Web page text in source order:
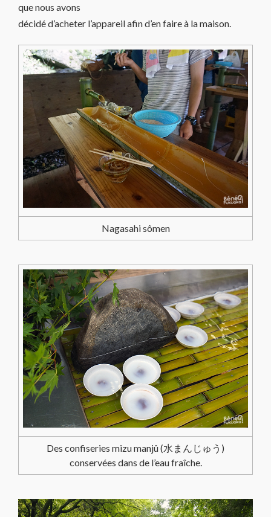
que nous avons
décidé d’acheter l’appareil afin d’en faire à la maison.
Nagasahi sômen
Des confiseries mizu manjû (水まんじゅう)
conservées dans de l’eau fraîche.